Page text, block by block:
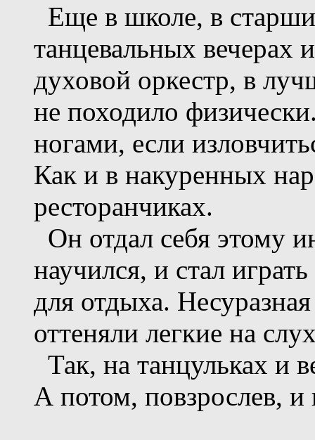
Еще в школе, в
танцевальных вечерах
духовой оркестр, в
не походило
ногами, если
Как и в накуренных
ресторанчиках.
Он отдал себя этому
научился, и стал
для отдыха.
оттеняли легкие на
Так, на танцульках и
А потом, повзрослев, и